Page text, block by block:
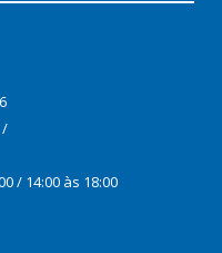
/
/ 14:00 às 18:00